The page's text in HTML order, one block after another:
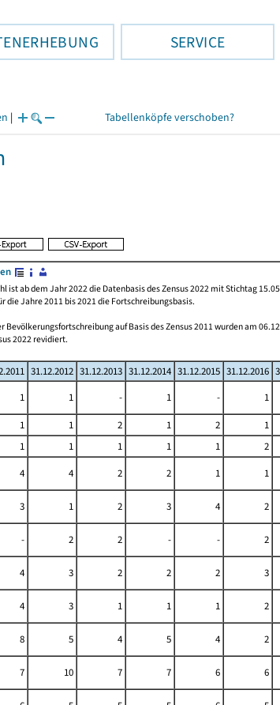
SERVICE
| Tabellenköpfe verschoben?
ist ab dem Jahr 2022 die Datenbasis des Zensus 2022 mit Stichtag
die Jahre 2011 bis 2021 die Fortschreibungsbasis.
Bevölkerungsfortschreibung auf Basis des Zensus 2011 wurden am
2022 revidiert.
31.12.2012 31.12.2013 31.12.2014 31.12.2015 31.12.2016
1 1 - 1 - 1
1 1 2 1 2 1
1 1 1 1 1 2
4 4 2 2 1 1
3 1 2 3 4 2
- 2 2 - - 2
4 3 2 2 2 3
4 3 1 1 1 2
8 5 4 5 4 2
7 10 7 7 6 6